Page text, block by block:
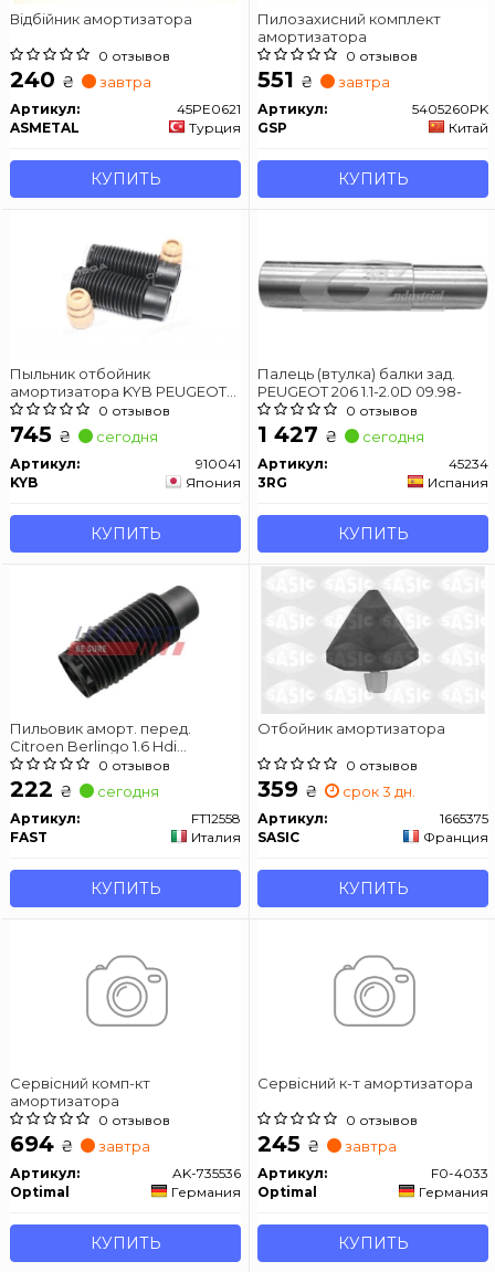
Відбійник амортизатора
0 отзывов
240 ₴ завтра
Артикул:
45PE0621
ASMETAL
Турция
КУПИТЬ
Пилозахисний комплект
амортизатора
0 отзывов
551 ₴ завтра
Артикул:
5405260PK
GSP
Китай
КУПИТЬ
Пыльник отбойник
амортизатора KYB PEUGEOT
206 передняя сторона 99
0 отзывов
745 ₴ сегодня
Артикул:
910041
KYB
Япония
КУПИТЬ
Палець (втулка) балки зад.
PEUGEOT 206 1.1-2.0D 09.98-
0 отзывов
1 427 ₴ сегодня
Артикул:
45234
3RG
Испания
КУПИТЬ
Пильовик аморт. перед.
Citroen Berlingo 1.6 Hdi
05-/Peugeot 206 2.0 Hdi 99-
0 отзывов
222 ₴ сегодня
Артикул:
FT12558
FAST
Италия
КУПИТЬ
Отбойник амортизатора
0 отзывов
359 ₴ срок 3 дн.
Артикул:
1665375
SASIC
Франция
КУПИТЬ
Сервісний комп-кт
амортизатора
0 отзывов
694 ₴ завтра
Артикул:
AK-735536
Optimal
Германия
КУПИТЬ
Сервісний к-т амортизатора
0 отзывов
245 ₴ завтра
Артикул:
F0-4033
Optimal
Германия
КУПИТЬ